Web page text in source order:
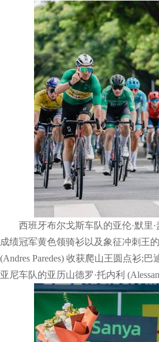
西班牙布尔戈斯车队的亚伦·默里
成绩冠军黄色领骑衫以及象征冲刺王
(Andres Paredes) 收获爬山王圆点衫;
亚尼车队的亚历山德罗·托内利